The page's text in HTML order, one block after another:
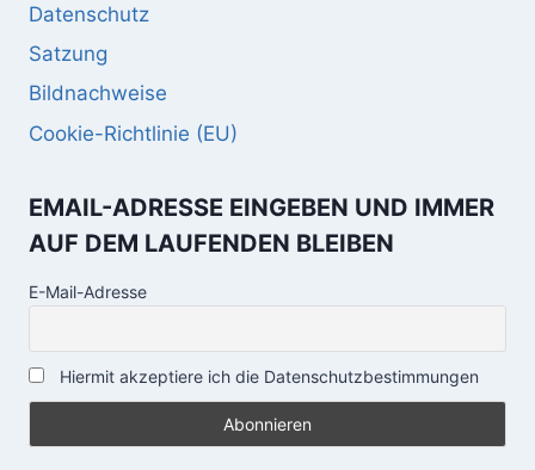
Datenschutz
Satzung
Bildnachweise
Cookie-Richtlinie (EU)
EMAIL-ADRESSE EINGEBEN UND IMMER
AUF DEM LAUFENDEN BLEIBEN
E-Mail-Adresse
Hiermit akzeptiere ich die Datenschutzbestimmungen